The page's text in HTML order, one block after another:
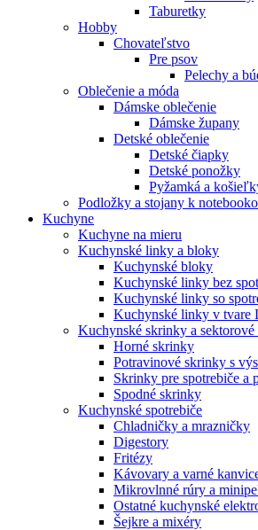
Taburetky
Hobby
Chovateľstvo
Pre psov
Pelechy a
Oblečenie a móda
Dámske oblečenie
Dámske župany
Detské oblečenie
Detské čiapky
Detské ponožky
Pyžamká a
Podložky a stojany k
Kuchyne
Kuchyne na mieru
Kuchynské linky a bloky
Kuchynské bloky
Kuchynské linky bez
Kuchynské linky so
Kuchynské linky v tvare
Kuchynské skrinky a sektorové
Horné skrinky
Potravinové skrinky s
Skrinky pre spotrebiče a
Spodné skrinky
Kuchynské spotrebiče
Chladničky a mrazničky
Digestory
Fritézy
Kávovary a varné
Mikrovlnné rúry a
Ostatné kuchynské
Šejkre a mixéry